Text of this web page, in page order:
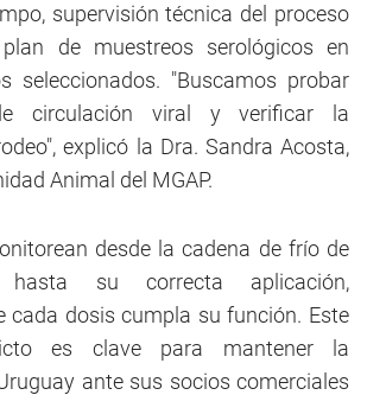
supervisión técnica del proceso
de muestreos serológicos en
seleccionados. "Buscamos probar
circulación viral y verificar la
explicó la Dra. Sandra Acosta,
Animal del MGAP.
desde la cadena de frío de
hasta su correcta aplicación,
cada dosis cumpla su función. Este
es clave para mantener la
ante sus socios comerciales